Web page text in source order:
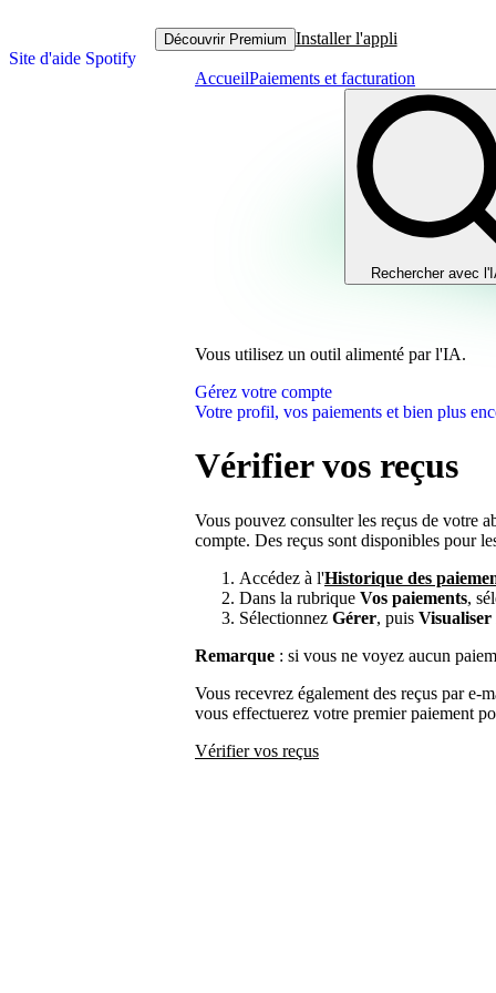
Site d'aide Spotify
Découvrir Premium Installer l'appli
AccueilPaiements et facturation
Rechercher avec
Vous utilisez un outil alimenté par l'IA.
Gérez votre compte
Votre profil, vos paiements et bien plus
Vérifier vos reçus
Vous pouvez consulter les reçus de votre
compte. Des reçus sont disponibles pour
Accédez à l'Historique des
Dans la rubrique Vos paiements,
Sélectionnez Gérer, puis Visualiser
Remarque : si vous ne voyez aucun
Vous recevrez également des reçus par e-
vous effectuerez votre premier paiement
Vérifier vos reçus